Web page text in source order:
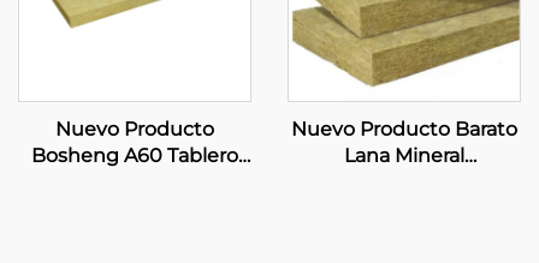
Nuevo Producto
Bosheng A60 Tablero
Nuevo Producto Barato
Lana Mineral